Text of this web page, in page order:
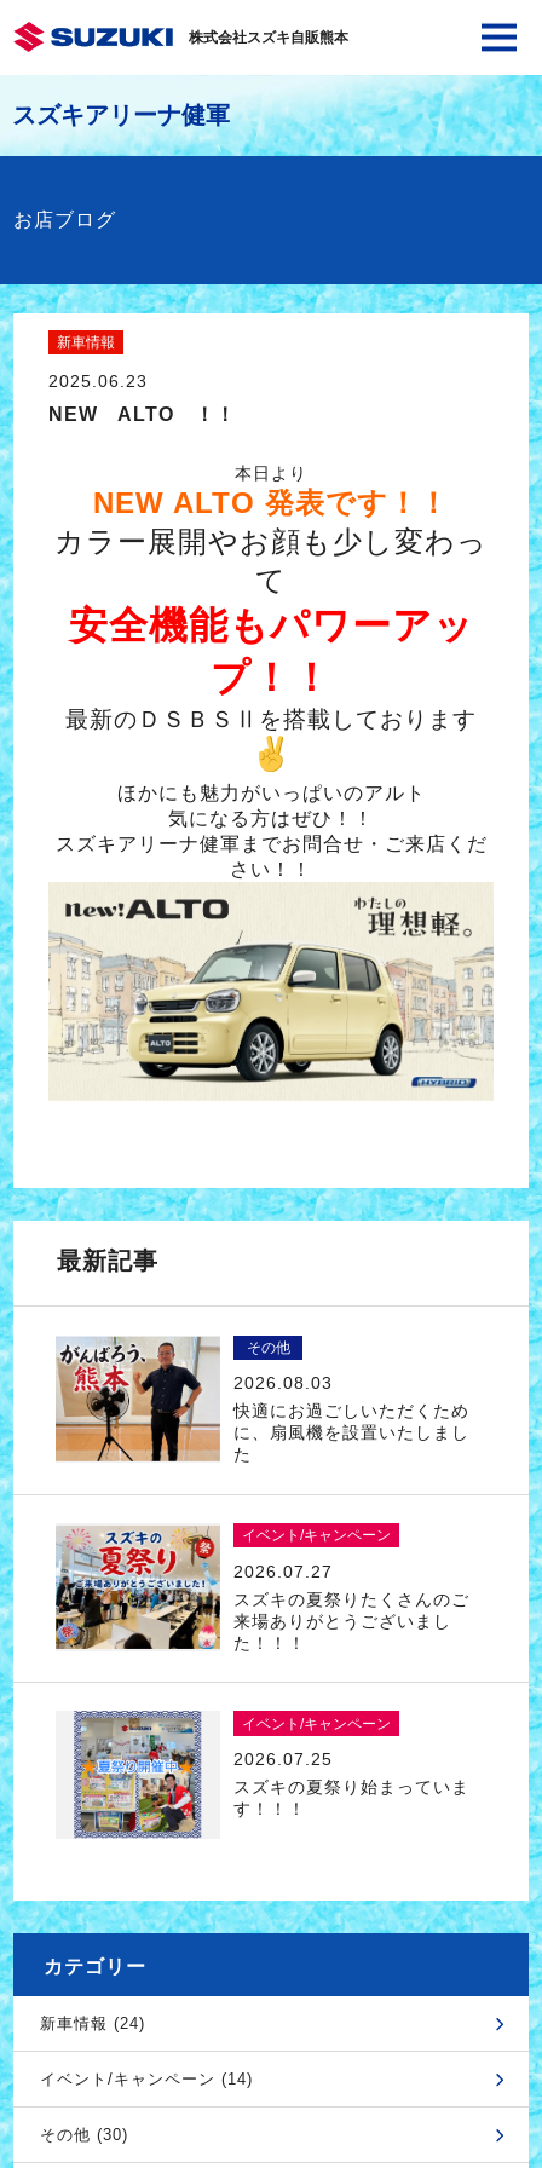
株式会社スズキ自販熊本
スズキアリーナ健軍
お店ブログ
新車情報
2025.06.23
NEW ALTO ！！
本日より
NEW ALTO 発表です！！
カラー展開やお顔も少し変わっ
て
安全機能もパワーアッ
プ！！
最新のＤＳＢＳⅡを搭載しております
ほかにも魅力がいっぱいのアルト
気になる方はぜひ！！
スズキアリーナ健軍までお問合せ・ご来店くだ
さい！！
最新記事
その他
2026.08.03
快適にお過ごしいただくため
に、扇風機を設置いたしまし
た
イベント/キャンペーン
2026.07.27
スズキの夏祭りたくさんのご
来場ありがとうございまし
た！！！
イベント/キャンペーン
2026.07.25
スズキの夏祭り始まっていま
す！！！
カテゴリー
新車情報 (24)
イベント/キャンペーン (14)
その他 (30)